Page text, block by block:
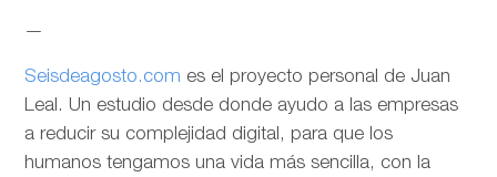
—
Seisdeagosto.com es el proyecto personal de Juan
Leal. Un estudio desde donde ayudo a las empresas
a reducir su complejidad digital, para que los
humanos tengamos una vida más sencilla, con la